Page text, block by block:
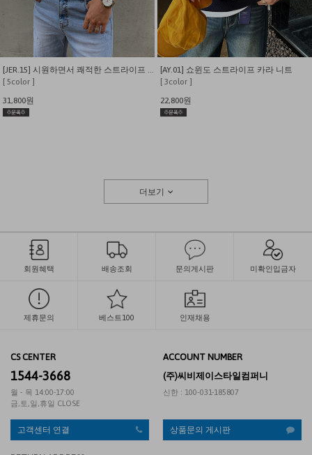
[JER.15] 시원하면서 쾌적한 스트라이프 카라 반팔 니트 티셔츠
[ 5color ]
31,800원
[AY.01] 쇼윈도 스트라이프 카라 니트
[ 3color ]
22,800원
더보기
회원혜택 배송조회 문의게시판 미확인입금자
제휴문의 베스트100 인재채용
CS CENTER
1544-3668
월 - 목 14:00-17:00
금,토,일,휴일 CLOSE
ACCOUNT NUMBER
(주)씨비제이스타일컴퍼니
신한 : 100-031-185807
고객센터 연결 상품문의 게시판